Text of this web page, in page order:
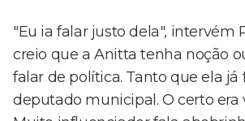
"Eu ia falar justo dela", intervém
creio que a Anitta tenha noção
falar de política. Tanto que ela já
deputado municipal. O certo era